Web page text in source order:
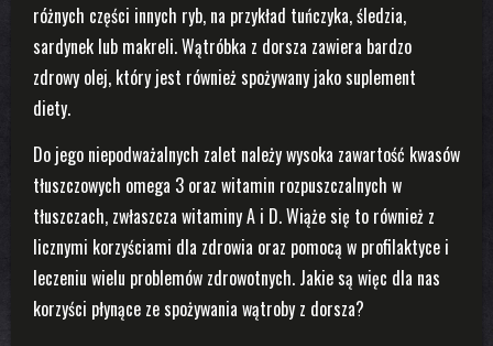
różnych części innych ryb, na przykład tuńczyka, śledzia,
sardynek lub makreli. Wątróbka z dorsza zawiera bardzo
zdrowy olej, który jest również spożywany jako suplement
diety.
Do jego niepodważalnych zalet należy wysoka zawartość kwasów
tłuszczowych omega 3 oraz witamin rozpuszczalnych w
tłuszczach, zwłaszcza witaminy A i D. Wiąże się to również z
licznymi korzyściami dla zdrowia oraz pomocą w profilaktyce i
leczeniu wielu problemów zdrowotnych. Jakie są więc dla nas
korzyści płynące ze spożywania wątroby z dorsza?